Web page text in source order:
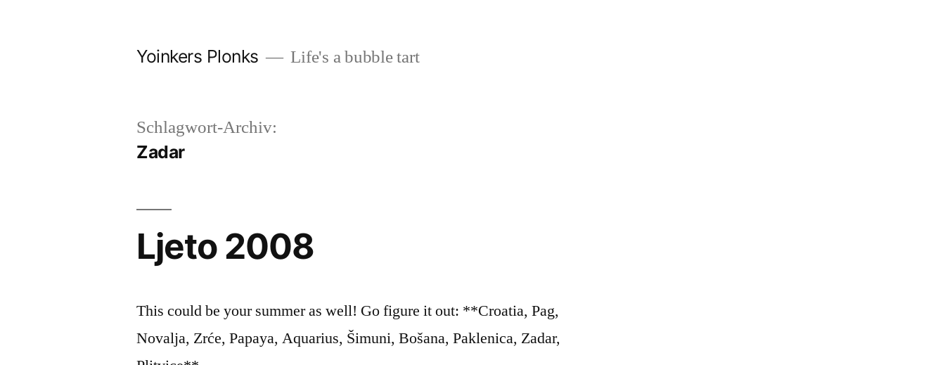
Yoinkers Plonks Life's a bubble tart
Schlagwort-Archiv:
Zadar
Ljeto 2008
This could be your summer as well! Go figure it out: **Croatia, Pag,
Novalja, Zrće, Papaya, Aquarius, Šimuni, Bošana, Paklenica, Zadar,